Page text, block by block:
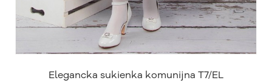
Elegancka sukienka komunijna T7/EL